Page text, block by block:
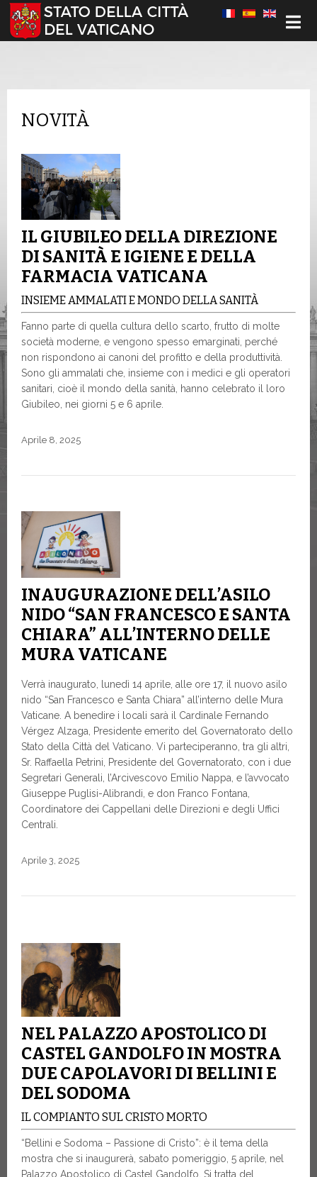
Seleziona la tua lingua
NOVITÀ
IL GIUBILEO DELLA DIREZIONE
DI SANITÀ E IGIENE E DELLA
FARMACIA VATICANA
INSIEME AMMALATI E MONDO DELLA SANITÀ
Fanno parte di quella cultura dello scarto, frutto di molte
società moderne, e vengono spesso emarginati, perché
non rispondono ai canoni del profitto e della produttività.
Sono gli ammalati che, insieme con i medici e gli operatori
sanitari, cioè il mondo della sanità, hanno celebrato il loro
Giubileo, nei giorni 5 e 6 aprile.
Aprile 8, 2025
INAUGURAZIONE DELL’ASILO
NIDO “SAN FRANCESCO E SANTA
CHIARA” ALL’INTERNO DELLE
MURA VATICANE
Verrà inaugurato, lunedì 14 aprile, alle ore 17, il nuovo asilo
nido “San Francesco e Santa Chiara” all’interno delle Mura
Vaticane. A benedire i locali sarà il Cardinale Fernando
Vérgez Alzaga, Presidente emerito del Governatorato dello
Stato della Città del Vaticano. Vi parteciperanno, tra gli altri,
Sr. Raffaella Petrini, Presidente del Governatorato, con i due
Segretari Generali, l’Arcivescovo Emilio Nappa, e l’avvocato
Giuseppe Puglisi-Alibrandi, e don Franco Fontana,
Coordinatore dei Cappellani delle Direzioni e degli Uffici
Centrali.
Aprile 3, 2025
NEL PALAZZO APOSTOLICO DI
CASTEL GANDOLFO IN MOSTRA
DUE CAPOLAVORI DI BELLINI E
DEL SODOMA
IL COMPIANTO SUL CRISTO MORTO
“Bellini e Sodoma – Passione di Cristo”: è il tema della
mostra che si inaugurerà, sabato pomeriggio, 5 aprile, nel
Palazzo Apostolico di Castel Gandolfo. Si tratta del